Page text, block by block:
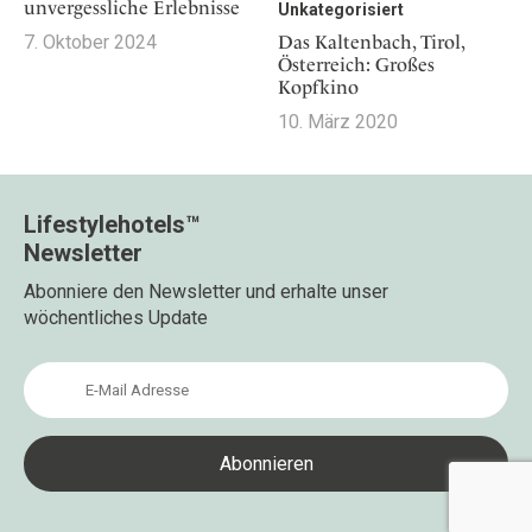
Schweden
Schweiz
Persönlichkeiten
Our Story
Career
Kontakt
Adventkalender
unvergessliche Erlebnisse
7. Oktober 2024
Unkategorisiert
Das Kaltenbach, Tirol,
Österreich: Großes
Kopfkino
10. März 2020
Lifestylehotels™
Newsletter
Abonniere den Newsletter und erhalte unser
wöchentliches Update